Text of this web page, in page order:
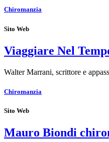
Chiromanzia
Sito Web
Viaggiare Nel
Walter Marrani, scrittore e
Chiromanzia
Sito Web
Mauro Biondi